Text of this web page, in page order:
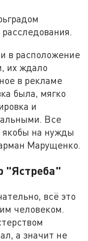
в расположение
их ждало
в рекламе
была, мягко
и
Все
якобы на нужды
Марущенко.
"Ястреба"
всё это
человеком.
а значит не